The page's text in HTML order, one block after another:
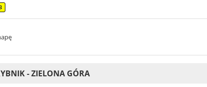
- ZIELONA GÓRA